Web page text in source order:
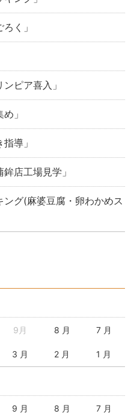
く」
ピア喜入」
」
導」
店工場見学」
グ(麻婆豆腐・卵わかめス
9月 8 月 7 月
3 月 2 月 1 月
9 月 8 月 7 月